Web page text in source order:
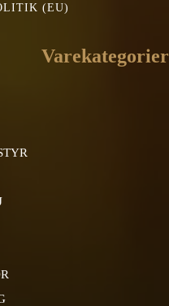
(EU)
Varekategorier